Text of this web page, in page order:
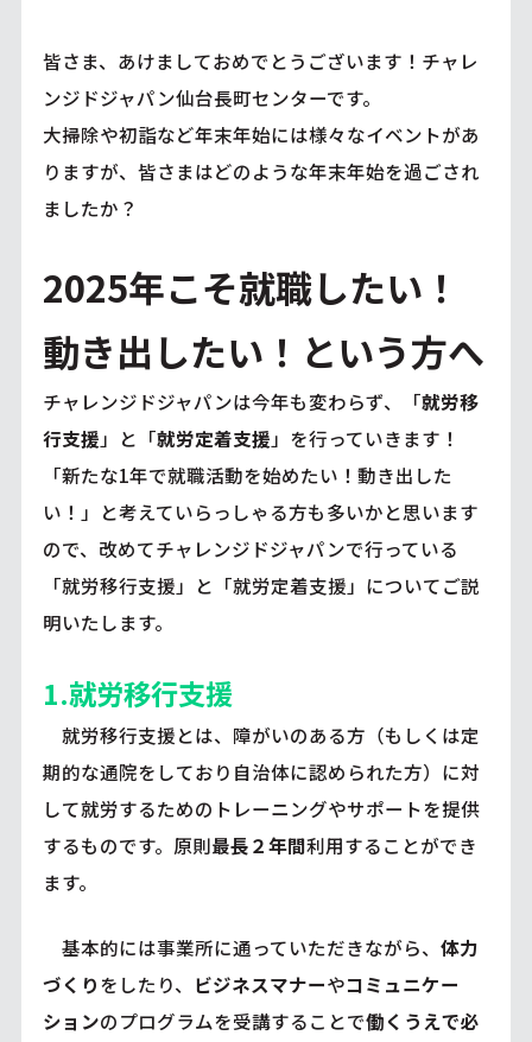
皆さま、あけましておめでとうございます！チャレ
ンジドジャパン仙台長町センターです。
大掃除や初詣など年末年始には様々なイベントがあ
りますが、皆さまはどのような年末年始を過ごされ
ましたか？
2025年こそ就職したい！
動き出したい！という方へ
チャレンジドジャパンは今年も変わらず、「就労移
行支援 」と「就労定着支援 」を行っていきます！
「新たな1年で就職活動を始めたい！動き出した
い！」と考えていらっしゃる方も多いかと思います
ので、改めてチャレンジドジャパンで行っている
「就労移行支援」と「就労定着支援」についてご説
明いたします。
1.就労移行支援
就労移行支援とは、障がいのある方（もしくは定
期的な通院をしており自治体に認められた方）に対
して就労するためのトレーニングやサポートを提供
するものです。原則最長２年間利用することができ
ます。
基本的には事業所に通っていただきながら、 体力
づくりをしたり、 ビジネスマナーやコミュニケー
ションのプログラムを受講することで働くうえで必